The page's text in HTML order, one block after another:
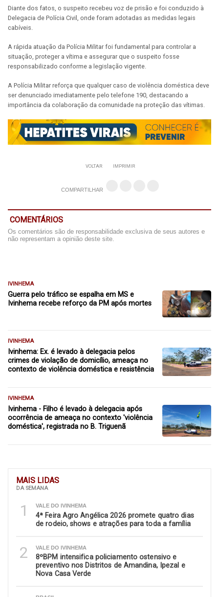
MAIS LIDAS
DA SEMANA
1 VALE DO IVINHEMA
4ª Feira Agro Angélica 2026 promete quatro dias
de rodeio, shows e atrações para toda a família
2 VALE DO IVINHEMA
8ºBPM intensifica policiamento ostensivo e
preventivo nos Distritos de Amandina, Ipezal e
Nova Casa Verde
Diante dos fatos, o suspeito recebeu voz de prisão e foi conduzido à
Delegacia de Polícia Civil, onde foram adotadas as medidas legais
cabíveis.
A rápida atuação da Polícia Militar foi fundamental para controlar a
situação, proteger a vítima e assegurar que o suspeito fosse
responsabilizado conforme a legislação vigente.
A Polícia Militar reforça que qualquer caso de violência doméstica deve
ser denunciado imediatamente pelo telefone 190, destacando a
importância da colaboração da comunidade na proteção das vítimas.
VOLTAR IMPRIMIR
COMPARTILHAR
COMENTÁRIOS
Os comentários são de responsabilidade exclusiva de seus autores e
não representam a opinião deste site.
IVINHEMA
Guerra pelo tráfico se espalha em MS e
Ivinhema recebe reforço da PM após mortes
IVINHEMA
Ivinhema: Ex. é levado à delegacia pelos
crimes de violação de domicílio, ameaça no
contexto de violência doméstica e resistência
IVINHEMA
Ivinhema - Filho é levado à delegacia após
ocorrência de ameaça no contexto 'violência
doméstica', registrada no B. Triguenã